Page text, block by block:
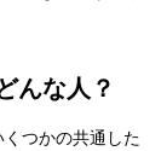
んな人？
つかの共通した